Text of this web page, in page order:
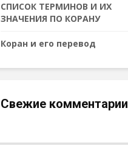
СПИСОК ТЕРМИНОВ И ИХ
ЗНАЧЕНИЯ ПО КОРАНУ
Коран и его перевод
Свежие комментарии